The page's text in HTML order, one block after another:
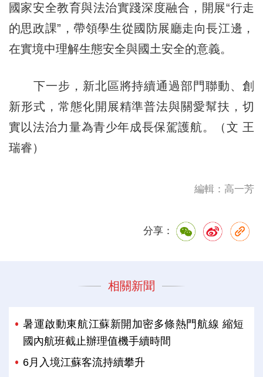
國家安全教育與法治實踐深度融合，開展“行走
的思政課”，帶領學生從國防展廳走向長江邊，
在實境中理解生態安全與國土安全的意義。
下一步，新北區將持續通過部門聯動、創
新形式，常態化開展精準普法與關愛幫扶，切
實以法治力量為青少年成長保駕護航。（文 王
瑞睿）
編輯：高一芳
分享：
相關新聞
暑運啟動東航江蘇新開加密多條熱門航線 縮短
國內航班截止辦理值機手續時間
6月入境江蘇客流持續攀升